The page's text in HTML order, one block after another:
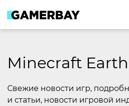
content
Minecraft Earth
Свежие новости игр,
и статьи, новости игровой